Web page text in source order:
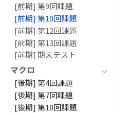
[前期] 第9回課題
[前期] 第10回課題
[前期] 第12回課題
[前期] 第13回課題
[前期] 期末テスト
マクロ
[後期] 第4回課題
[後期] 第7回課題
[後期] 第10回課題